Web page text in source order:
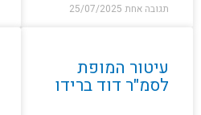
תגובה אחת 25/07/2025
עיטור המופת
לסמ"ר דוד ברידו